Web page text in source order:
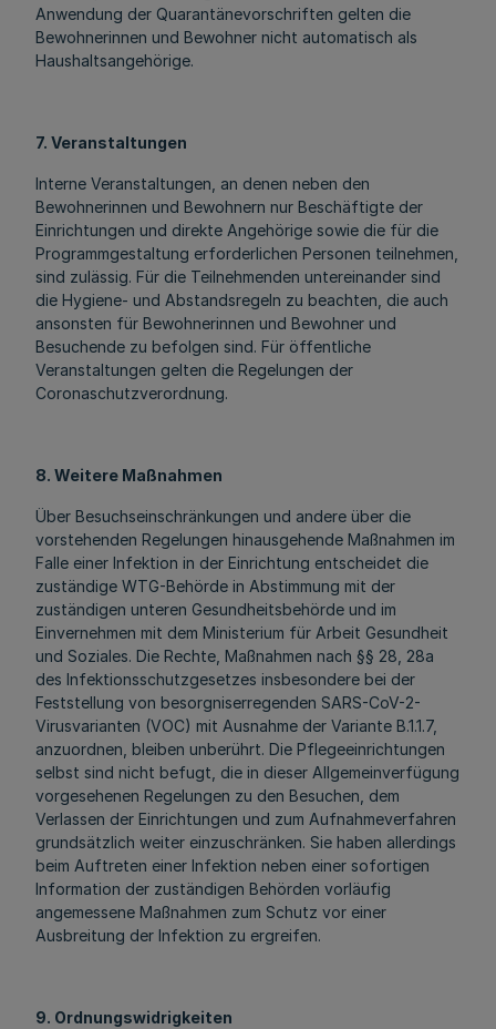
Anwendung der Quarantänevorschriften gelten die
Bewohnerinnen und Bewohner nicht automatisch als
Haushaltsangehörige.
7. Veranstaltungen
Interne Veranstaltungen, an denen neben den
Bewohnerinnen und Bewohnern nur Beschäftigte der
Einrichtungen und direkte Angehörige sowie die für die
Programmgestaltung erforderlichen Personen teilnehmen,
sind zulässig. Für die Teilnehmenden untereinander sind
die Hygiene- und Abstandsregeln zu beachten, die auch
ansonsten für Bewohnerinnen und Bewohner und
Besuchende zu befolgen sind. Für öffentliche
Veranstaltungen gelten die Regelungen der
Coronaschutzverordnung.
8. Weitere Maßnahmen
Über Besuchseinschränkungen und andere über die
vorstehenden Regelungen hinausgehende Maßnahmen im
Falle einer Infektion in der Einrichtung entscheidet die
zuständige WTG-Behörde in Abstimmung mit der
zuständigen unteren Gesundheitsbehörde und im
Einvernehmen mit dem Ministerium für Arbeit Gesundheit
und Soziales. Die Rechte, Maßnahmen nach §§ 28, 28a
des Infektionsschutzgesetzes insbesondere bei der
Feststellung von besorgniserregenden SARS-CoV-2-
Virusvarianten (VOC) mit Ausnahme der Variante B.1.1.7,
anzuordnen, bleiben unberührt. Die Pflegeeinrichtungen
selbst sind nicht befugt, die in dieser Allgemeinverfügung
vorgesehenen Regelungen zu den Besuchen, dem
Verlassen der Einrichtungen und zum Aufnahmeverfahren
grundsätzlich weiter einzuschränken. Sie haben allerdings
beim Auftreten einer Infektion neben einer sofortigen
Information der zuständigen Behörden vorläufig
angemessene Maßnahmen zum Schutz vor einer
Ausbreitung der Infektion zu ergreifen.
9. Ordnungswidrigkeiten